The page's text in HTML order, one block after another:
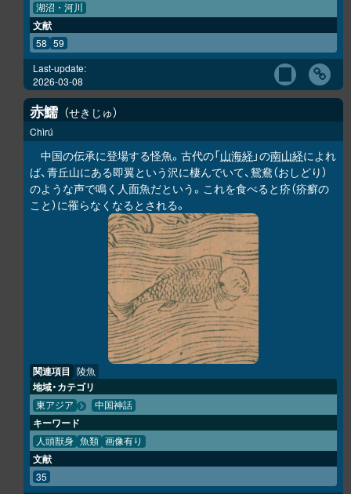
湖沼・河川
文献
58 59
Last-update:
2026-03-08
赤鱬 せきじゅ
Chìrú
中国の伝承に登場する怪魚。古代の「山海経 」の南山経によれ
ば、青丘山にある即翼という沢に棲んでいて、鴛鴦（おしどり）
のような声で鳴く人面魚だという。これを食べると疥（疥癬の
こと）に罹らなくなるとされる。
関連項目 陵魚
地域・カテゴリ
東アジア 中国神話
キーワード
人頭獣身 魚類 画像有り
文献
35